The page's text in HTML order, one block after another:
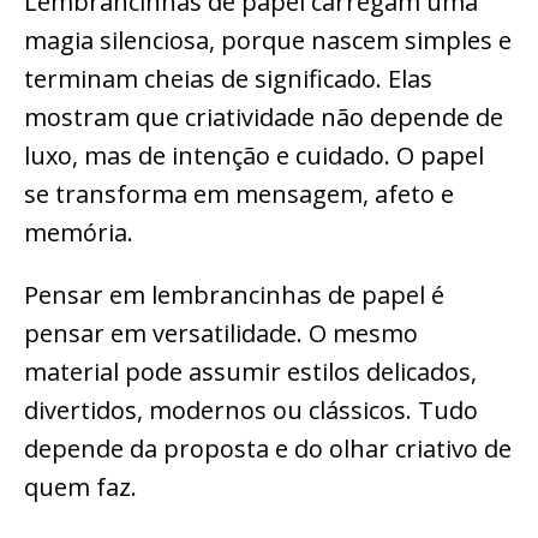
magia silenciosa, porque nascem simples e
terminam cheias de significado. Elas
mostram que criatividade não depende de
luxo, mas de intenção e cuidado. O papel
se transforma em mensagem, afeto e
memória.
Pensar em lembrancinhas de papel é
pensar em versatilidade. O mesmo
material pode assumir estilos delicados,
divertidos, modernos ou clássicos. Tudo
depende da proposta e do olhar criativo de
quem faz.